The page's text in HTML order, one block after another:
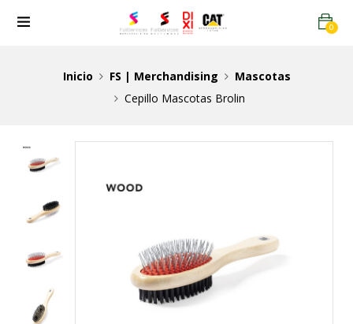
0
Inicio FS | Merchandising
Mascotas
Cepillo Mascotas Brolin